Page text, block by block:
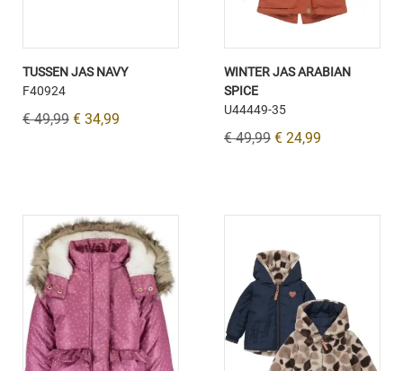
TUSSEN JAS NAVY
F40924
€ 49,99 € 34,99
WINTER JAS ARABIAN
SPICE
U44449-35
€ 49,99 € 24,99